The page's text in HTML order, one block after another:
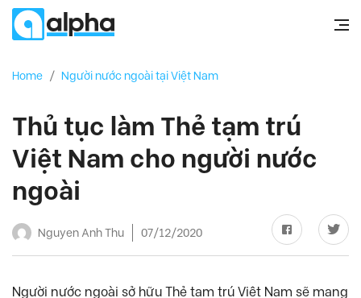
Home / Người nước ngoài tại Việt Nam
Thủ tục làm Thẻ tạm trú
Việt Nam cho người nước
ngoài
Nguyen Anh Thu 07/12/2020
Người nước ngoài sở hữu Thẻ tạm trú Việt Nam sẽ mang